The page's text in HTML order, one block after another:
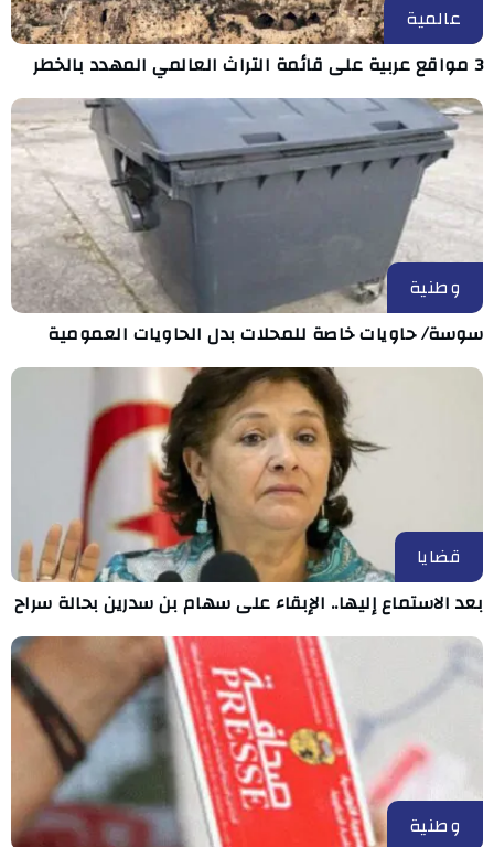
عالمية
3 مواقع عربية على قائمة التراث العالمي المهدد بالخطر
وطنية
سوسة/ حاويات خاصة للمحلات بدل الحاويات العمومية
قضايا
بعد الاستماع إليها.. الإبقاء على سهام بن سدرين بحالة سراح
وطنية